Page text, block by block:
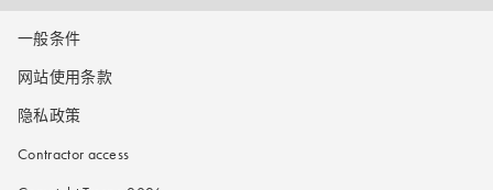
一般条件
网站使用条款
隐私政策
Contractor access